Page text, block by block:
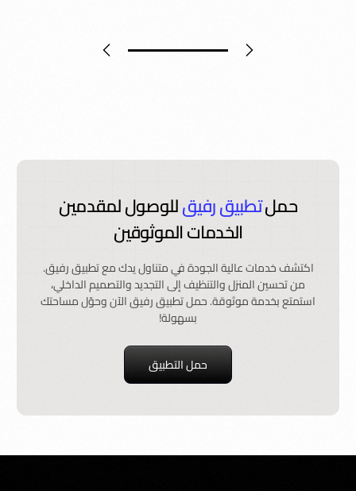
حملتطبيق رفيقللوصول لمقدمين
الخدمات الموثوقين
اكتشف خدمات عالية الجودة في متناول يدك مع تطبيق رفيق.
من تحسين المنزل والتنظيف إلى التجديد والتصميم الداخلي،
استمتع بخدمة موثوقة. حمل تطبيق رفيق الآن وحوّل مساحتك
بسهولة!
حمل التطبيق